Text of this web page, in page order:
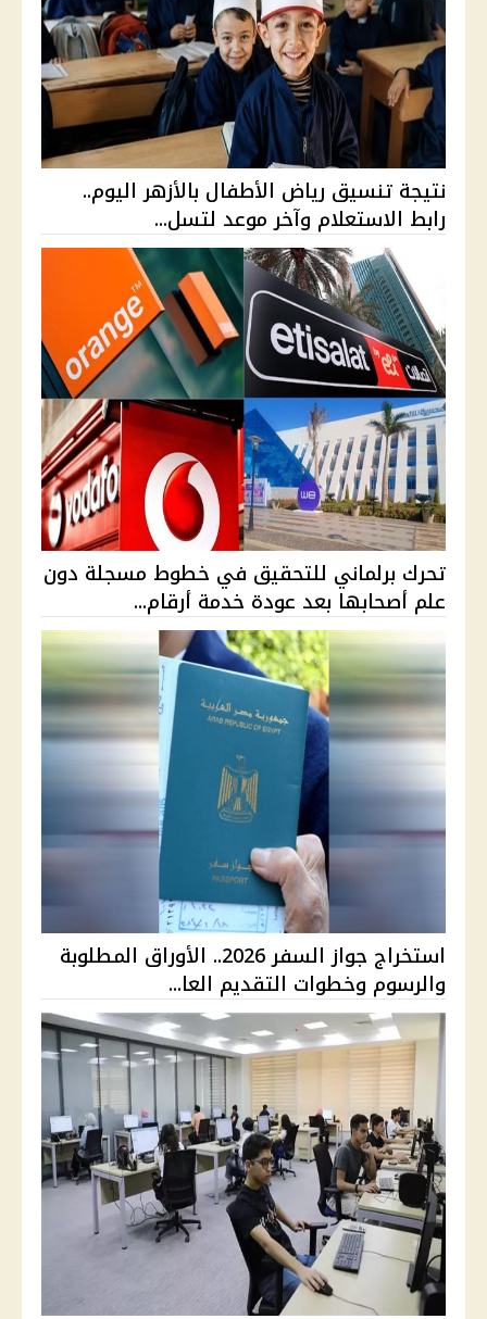
نتيجة تنسيق رياض الأطفال بالأزهر اليوم..
رابط الاستعلام وآخر موعد لتسل...
تحرك برلماني للتحقيق في خطوط مسجلة دون
علم أصحابها بعد عودة خدمة أرقام...
استخراج جواز السفر 2026.. الأوراق المطلوبة
والرسوم وخطوات التقديم العا...